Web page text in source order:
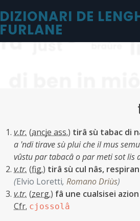
DIZIONARI DE
FURLANE
v.tr. (ancje ass.) tirâ sù tabac di
a 'ndi tirave sù plui che il mus
vûstu par tabacâ o par meti sot lis
v.tr. (fig.) tirâ sù cul nâs,
(Elvio Loretti, Romano Driùs)
v.tr. (zerg.) fâ une cualsisei azion
Cfr. cjossolâ